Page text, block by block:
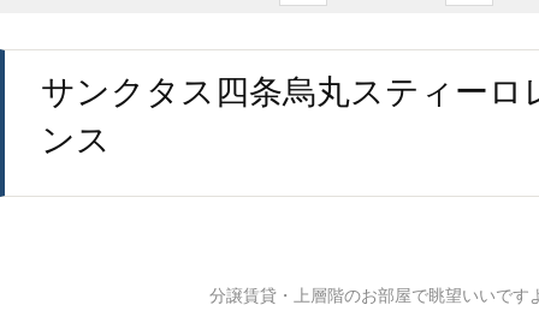
サンクタス四条烏丸スティーロ
ンス
分譲賃貸・上層階のお部屋で眺望いいです